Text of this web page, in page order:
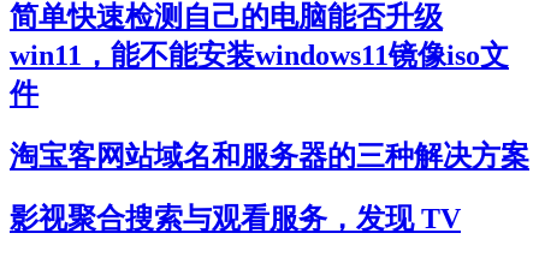
简单快速检测自己的电脑能否升级
win11，能不能安装windows11镜像iso文
件
淘宝客网站域名和服务器的三种解决方案
影视聚合搜索与观看服务，发现 TV